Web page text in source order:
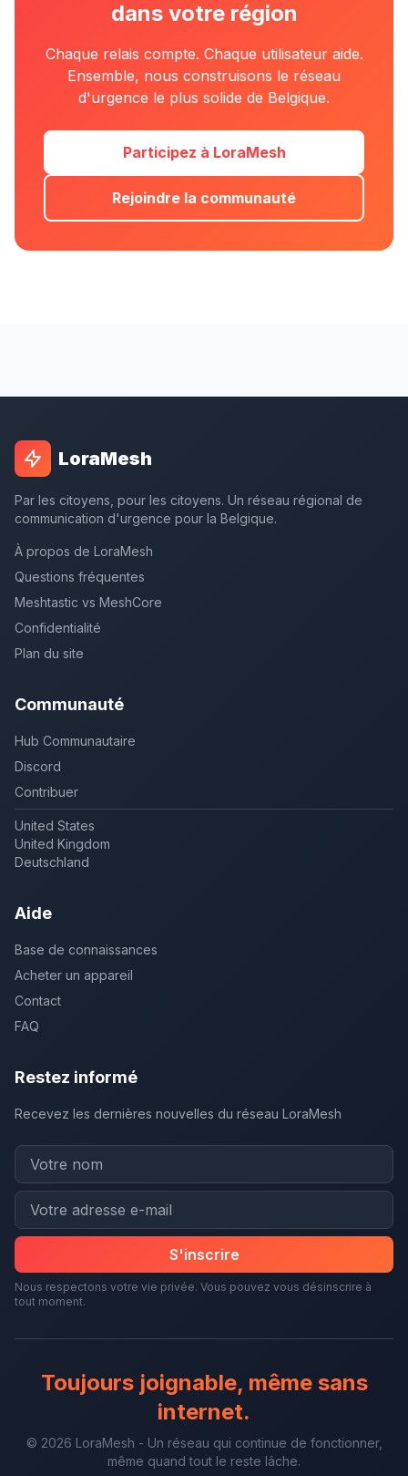
dans votre région
Chaque relais compte. Chaque utilisateur aide.
Ensemble, nous construisons le réseau
d'urgence le plus solide de Belgique.
Participez à LoraMesh
Rejoindre la communauté
LoraMesh
Par les citoyens, pour les citoyens. Un réseau régional de
communication d'urgence pour la Belgique.
À propos de LoraMesh
Questions fréquentes
Meshtastic vs MeshCore
Confidentialité
Plan du site
Communauté
Hub Communautaire
Discord
Contribuer
United States
United Kingdom
Deutschland
Aide
Base de connaissances
Acheter un appareil
Contact
FAQ
Restez informé
Recevez les dernières nouvelles du réseau LoraMesh
S'inscrire
Nous respectons votre vie privée. Vous pouvez vous désinscrire à
tout moment.
Toujours joignable, même sans
internet.
© 2026 LoraMesh - Un réseau qui continue de fonctionner,
même quand tout le reste lâche.